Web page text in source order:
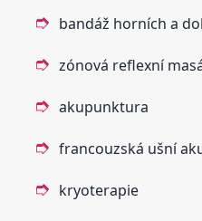
bandáž horních a
zónová reflexní
akupunktura
francouzská ušní
kryoterapie